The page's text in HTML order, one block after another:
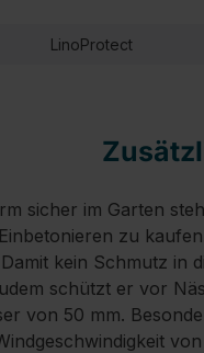
LinoProtect
sicher im Garten
zu
kein Schmutz in
schützt er vor
von 50 mm.